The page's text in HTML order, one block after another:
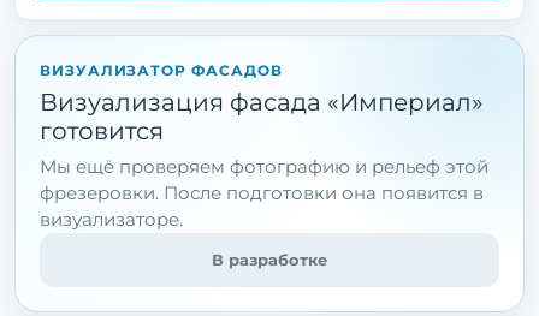
ВИЗУАЛИЗАТОР ФАСАДОВ
Визуализация фасада «Империал»
готовится
Мы ещё проверяем фотографию и рельеф этой
фрезеровки. После подготовки она появится в
визуализаторе.
В разработке